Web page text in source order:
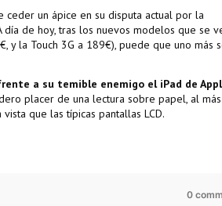
ceder un ápice en su disputa actual por la
de hoy, tras los nuevos modelos que se
y la Touch 3G a 189€), puede que uno más
a su temible enemigo el iPad de
placer de una lectura sobre papel, al
que las típicas pantallas LCD.
0